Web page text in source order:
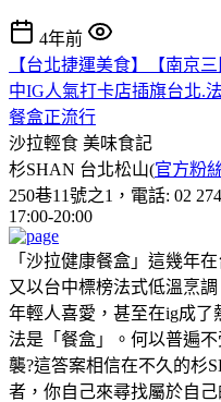
4年前
【台北捷運美食】【南京
中IG人氣打卡店插旗台北.
餐盒正流行
沙拉輕食 美味食記
杉SHAN 台北松山(官方粉
250巷11號之1，電話: 02
17:00-20:00
「沙拉健康餐盒」這幾年
又以台中標榜法式低溫烹
年輕人喜愛，甚至在ig成
法是「餐盒」。何以普遍
襲?這答案相信在不久的杉
者，你自己來尋找屬於自